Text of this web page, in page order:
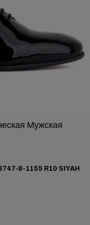
Мужская
8-1155 R10 SIYAH